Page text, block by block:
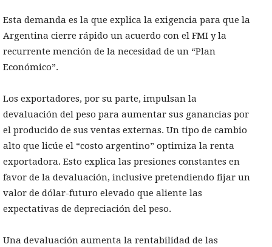
Esta demanda es la que explica la exigencia para que la
Argentina cierre rápido un acuerdo con el FMI y la
recurrente mención de la necesidad de un “Plan
Económico”.
Los exportadores, por su parte, impulsan la
devaluación del peso para aumentar sus ganancias por
el producido de sus ventas externas. Un tipo de cambio
alto que licúe el “costo argentino” optimiza la renta
exportadora. Esto explica las presiones constantes en
favor de la devaluación, inclusive pretendiendo fijar un
valor de dólar-futuro elevado que aliente las
expectativas de depreciación del peso.
Una devaluación aumenta la rentabilidad de las